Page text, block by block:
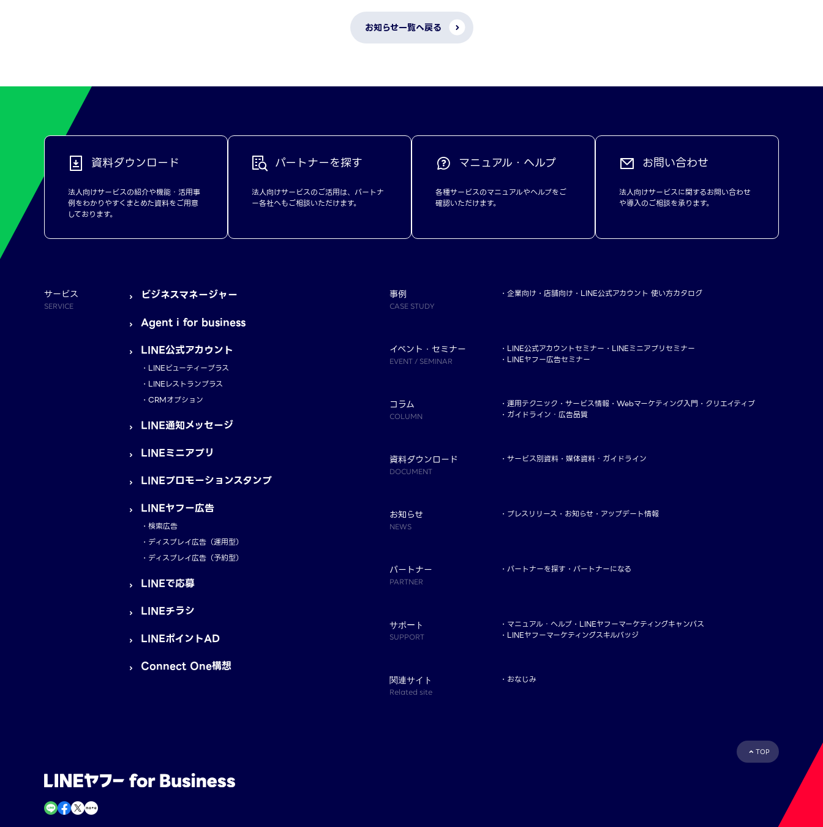
お知らせ一覧へ戻る
資料ダウンロード
法人向けサービスの紹介や機能・活用事
例をわかりやすくまとめた資料をご用意
しております。
パートナーを探す
法人向けサービスのご活用は、パートナ
ー各社へもご相談いただけます。
マニュアル・ヘルプ
各種サービスのマニュアルやヘルプをご
確認いただけます。
お問い合わせ
法人向けサービスに関するお問い合わせ
や導入のご相談を承ります。
サービス
SERVICE
ビジネスマネージャー
Agent i for business
LINE公式アカウント
LINEビューティープラス
LINEレストランプラス
CRMオプション
LINE通知メッセージ
LINEミニアプリ
LINEプロモーションスタンプ
LINEヤフー広告
検索広告
ディスプレイ広告（運用型）
ディスプレイ広告（予約型）
LINEで応募
LINEチラシ
LINEポイントAD
Connect One構想
事例
CASE STUDY
企業向け 店舗向け LINE公式アカウント 使い方カタログ
イベント・セミナー
EVENT / SEMINAR
LINE公式アカウントセミナー
LINEミニアプリセミナー
LINEヤフー広告セミナー
コラム
COLUMN
運用テクニック サービス情報 Webマーケティング入門
クリエイティブ
ガイドライン・広告品質
資料ダウンロード
DOCUMENT
サービス別資料 媒体資料・ガイドライン
お知らせ
NEWS
プレスリリース お知らせ アップデート情報
パートナー
PARTNER
パートナーを探す パートナーになる
サポート
SUPPORT
マニュアル・ヘルプ
LINEヤフーマーケティングキャンパス
LINEヤフーマーケティングスキルバッジ
関連サイト
Related site
おなじみ
TOP